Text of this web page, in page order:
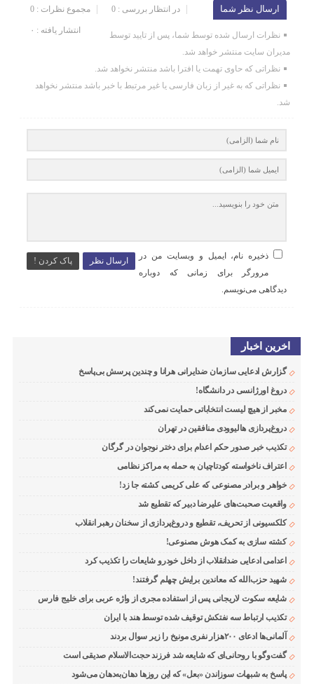
ارسال نظر شما مجموع نظرات : 0 در انتظار بررسی : 0
انتشار یافته : ۰
نظرات ارسال شده توسط شما، پس از تایید توسط
مدیران سایت منتشر خواهد شد.
نظراتی که حاوی تهمت یا افترا باشد منتشر نخواهد شد.
نظراتی که به غیر از زبان فارسی یا غیر مرتبط با خبر باشد منتشر نخواهد
شد.
ارسال نظر پاک کردن !
ذخیره نام، ایمیل و وبسایت من در
مرورگر برای زمانی که دوباره
دیدگاهی می‌نویسم.
اخرین اخبار
گزارش ادعایی سازمان ضدایرانی هرانا و چندین پرسش بی‌پاسخ
دروغ اورژانسی در دانشگاه!
مخبر از هیچ لیست انتخاباتی حمایت نمی‌کند
دروغ‌پردازی هالیوودی منافقین در تهران
تکذیب خبر صدور حکم اعدام برای دختر نوجوان در گرگان
اعتراف ناخواسته کودتاچیان به حمله به مراکز نظامی
خواهر و برادر مصنوعی که علی کریمی کشته جا زد!
واقعیت صحبت‌های علیرضا دبیر که تقطیع شد
کلکسیونی از تحریف، تقطیع و دروغ‌پردازی از سخنان رهبر انقلاب
کشته سازی به کمک هوش مصنوعی!
اعدامی ادعایی ضدانقلاب از داخل خودرو شایعات را تکذیب کرد
شهید حزب‌الله که معاندین برایش چهلم گرفتند!
شایعه سکوت لاریجانی پس از استفاده مجری از واژه عربی برای خلیج فارس
تکذیب ارتباط سه نفتکش توقیف شده توسط هند با ایران
آلمانی‌ها ادعای ۲۰۰هزار نفری مونیخ را زیر سوال بردند
گفت‌وگو با روحانی‌ای که شایعه شد فرزند حجت‌الاسلام صدیقی است
پاسخ به شبهات سوزاندن «بعل» که این روزها دهان‌به‌دهان می‌شود